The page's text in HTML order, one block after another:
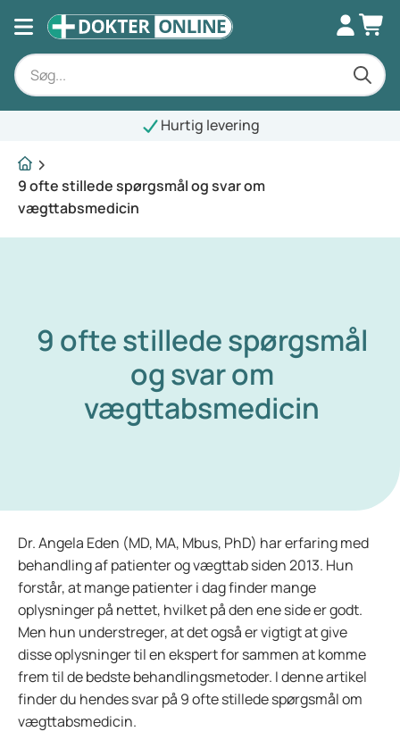
Hurtig levering
9 ofte stillede spørgsmål og svar om
vægttabsmedicin
9 ofte stillede spørgsmål
og svar om
vægttabsmedicin
Dr. Angela Eden (MD, MA, Mbus, PhD) har erfaring med
behandling af patienter og vægttab siden 2013. Hun
forstår, at mange patienter i dag finder mange
oplysninger på nettet, hvilket på den ene side er godt.
Men hun understreger, at det også er vigtigt at give
disse oplysninger til en ekspert for sammen at komme
frem til de bedste behandlingsmetoder. I denne artikel
finder du hendes svar på 9 ofte stillede spørgsmål om
vægttabsmedicin.